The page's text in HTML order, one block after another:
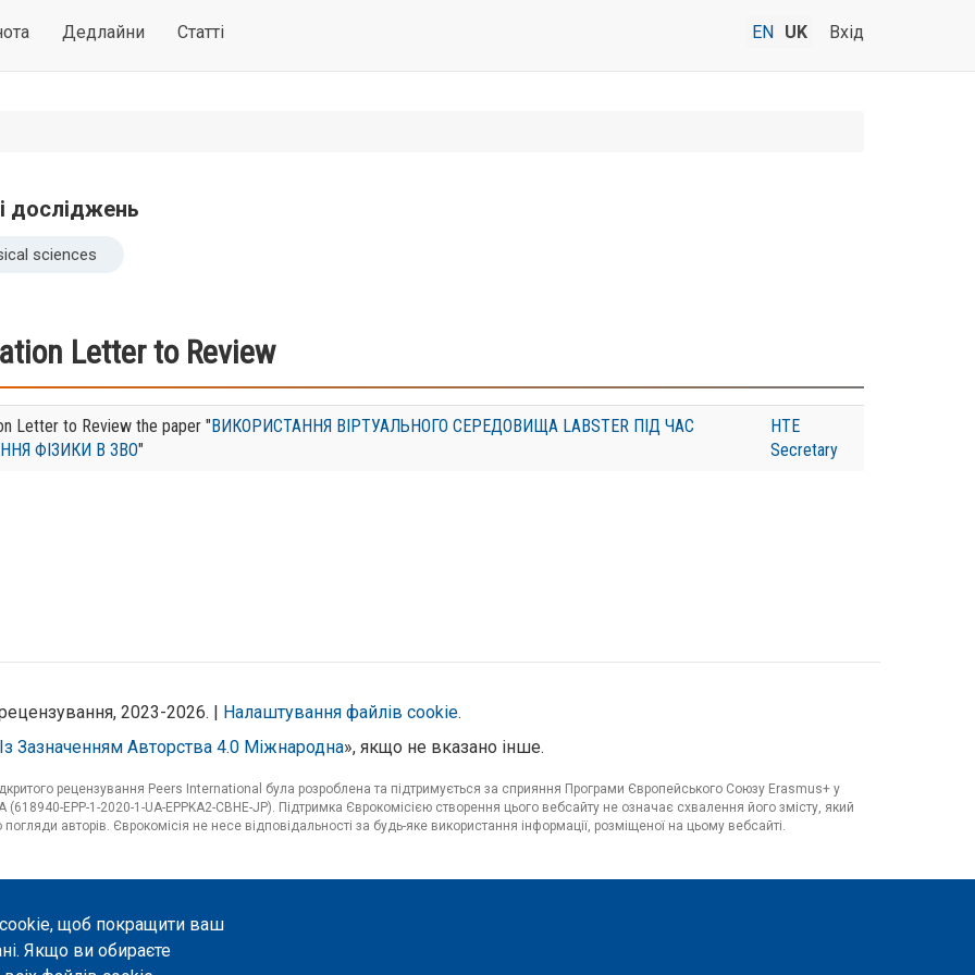
Дедлайни Статті Вхід
EN UK
досліджень
sciences
Letter to Review
Letter to Review the paper "ВИКОРИСТАННЯ ВІРТУАЛЬНОГО СЕРЕДОВИЩА LABSTER ПІД ЧАС
ФІЗИКИ В ЗВО"
HTE
Secretary
cookie, щоб покращити ваш
Якщо ви обираєте
2023-2026. | Налаштування файлів cookie.
Із Зазначенням Авторства 4.0 Міжнародна», якщо не вказано інше.
рецензування Peers International була розроблена та підтримується за сприяння Програми Європейського Союзу Erasmus+ у
(618940-EPP-1-2020-1-UA-EPPKA2-CBHE-JP). Підтримка Єврокомісією створення цього вебсайту не означає схвалення його змісту, який
авторів. Єврокомісія не несе відповідальності за будь-яке використання інформації, розміщеної на цьому вебсайті.